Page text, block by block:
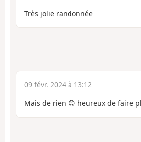
Très jolie randonnée
09 févr. 2024 à 13:12
Mais de rien 😊 heureux de faire